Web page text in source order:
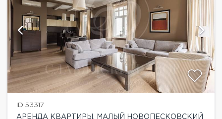
ID 53317
АРЕНДА КВАРТИРЫ, МАЛЫЙ НОВОПЕСКОВСКИЙ